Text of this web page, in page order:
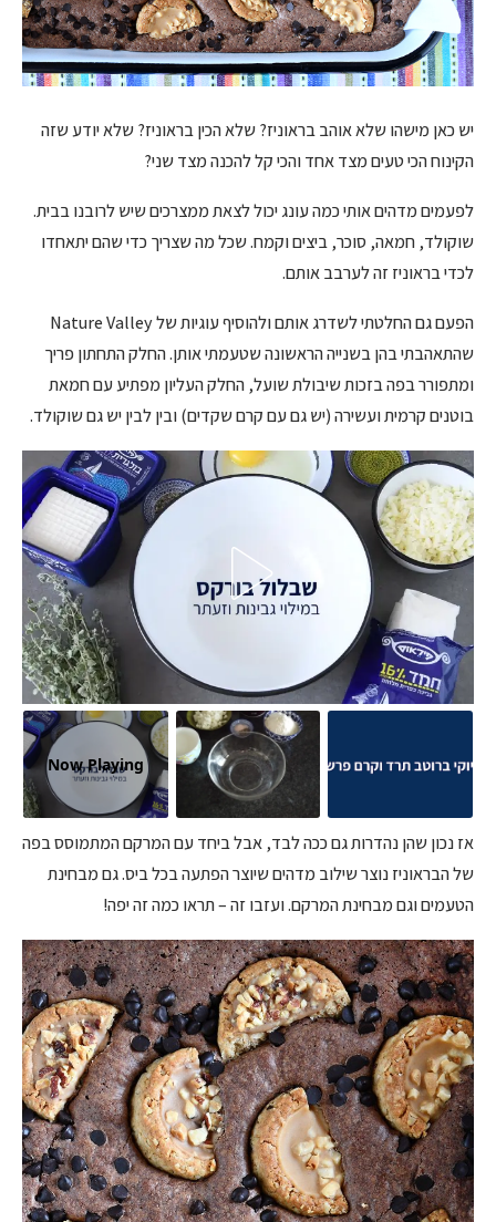
יש כאן מישהו שלא אוהב בראוניז? שלא הכין בראוניז? שלא יודע שזה
הקינוח הכי טעים מצד אחד והכי קל להכנה מצד שני?
לפעמים מדהים אותי כמה עונג יכול לצאת ממצרכים שיש לרובנו בבית.
שוקולד, חמאה, סוכר, ביצים וקמח. שכל מה שצריך כדי שהם יתאחדו
לכדי בראוניז זה לערבב אותם.
הפעם גם החלטתי לשדרג אותם ולהוסיף עוגיות של Nature Valley
שהתאהבתי בהן בשנייה הראשונה שטעמתי אותן. החלק התחתון פריך
ומתפורר בפה בזכות שיבולת שועל, החלק העליון מפתיע עם חמאת
בוטנים קרמית ועשירה (יש גם עם קרם שקדים) ובין לבין יש גם שוקולד.
Now Playing
אז נכון שהן נהדרות גם ככה לבד, אבל ביחד עם המרקם המתמוסס בפה
של הבראוניז נוצר שילוב מדהים שיוצר הפתעה בכל ביס. גם מבחינת
הטעמים וגם מבחינת המרקם. ועזבו זה – תראו כמה זה יפה!